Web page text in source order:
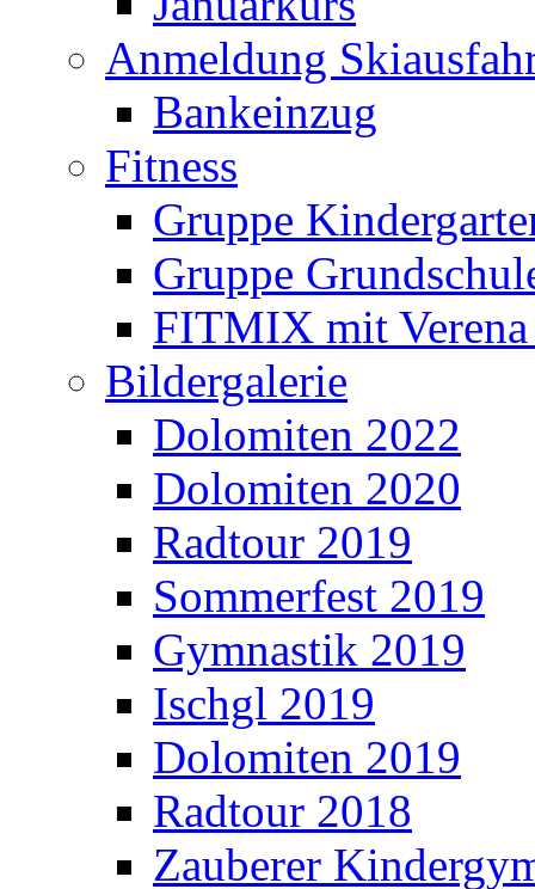
Anmeldung
Bankeinzug
Fitness
Gruppe
Gruppe
FITMIX mit
Bildergalerie
Dolomiten 2022
Dolomiten 2020
Radtour 2019
Sommerfest 2019
Gymnastik 2019
Ischgl 2019
Dolomiten 2019
Radtour 2018
Zauberer